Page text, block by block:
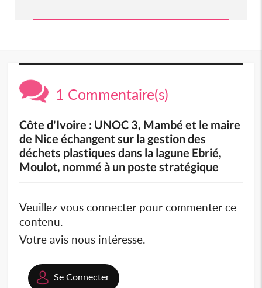
1 Commentaire(s)
Côte d'Ivoire : UNOC 3, Mambé et le maire
de Nice échangent sur la gestion des
déchets plastiques dans la lagune Ebrié,
Moulot, nommé à un poste stratégique
Veuillez vous connecter pour commenter ce
contenu.
Votre avis nous intéresse.
Se Connecter